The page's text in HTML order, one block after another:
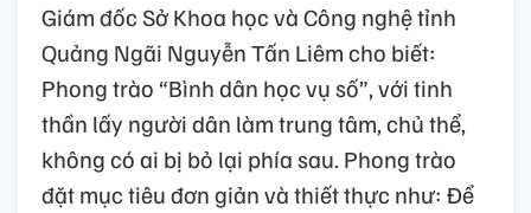
Giám đốc Sở Khoa học và Công nghệ tỉnh
Quảng Ngãi Nguyễn Tấn Liêm cho biết:
Phong trào “Bình dân học vụ số”, với tinh
thần lấy người dân làm trung tâm, chủ thể,
không có ai bị bỏ lại phía sau. Phong trào
đặt mục tiêu đơn giản và thiết thực như: Để